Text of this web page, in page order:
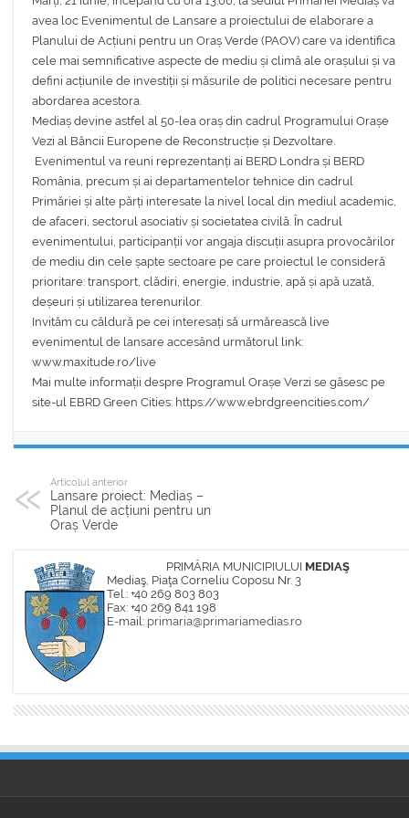
avea loc Evenimentul de Lansare a proiectului de elaborare a
Planului de Acțiuni pentru un Oraș Verde (PAOV) care va identifica
cele mai semnificative aspecte de mediu și climă ale orașului și va
defini acțiunile de investiții și măsurile de politici necesare pentru
abordarea acestora.
Mediaș devine astfel al 50-lea oraș din cadrul Programului Orașe
Vezi al Băncii Europene de Reconstrucție și Dezvoltare.
Evenimentul va reuni reprezentanți ai BERD Londra și BERD
România, precum și ai departamentelor tehnice din cadrul
Primăriei și alte părți interesate la nivel local din mediul academic,
de afaceri, sectorul asociativ și societatea civilă. În cadrul
evenimentului, participanții vor angaja discuții asupra provocărilor
de mediu din cele șapte sectoare pe care proiectul le consideră
prioritare: transport, clădiri, energie, industrie, apă și apă uzată,
deșeuri și utilizarea terenurilor.
Invităm cu căldură pe cei interesați să urmărească live
evenimentul de lansare accesând următorul link:
www.maxitude.ro/live
Mai multe informații despre Programul Orașe Verzi se găsesc pe
site-ul EBRD Green Cities: https://www.ebrdgreencities.com/
Articolul anterior
Lansare proiect: Mediaș –
Planul de acțiuni pentru un
Oraș Verde
PRIMĂRIA MUNICIPIULUI MEDIAŞ
Mediaş, Piaţa Corneliu Coposu Nr. 3
Tel.: +40 269 803 803
Fax: +40 269 841 198
E-mail: primaria@primariamedias.ro